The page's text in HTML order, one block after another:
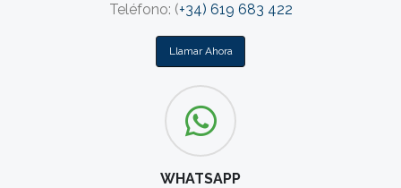
Teléfono: (+34) 619 683 422
Llamar Ahora
WHATSAPP